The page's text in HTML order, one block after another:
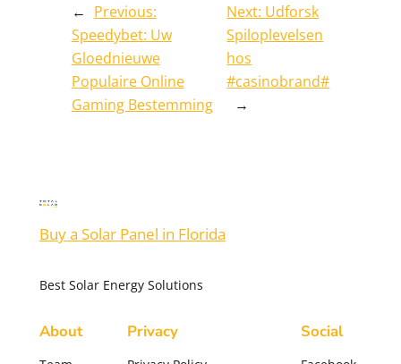
← Previous:
Speedybet: Uw
Gloednieuwe
Populaire Online
Gaming Bestemming
Next: Udforsk
Spiloplevelsen
hos
#casinobrand#
→
Buy a Solar Panel in Florida
Best Solar Energy Solutions
About Privacy Social